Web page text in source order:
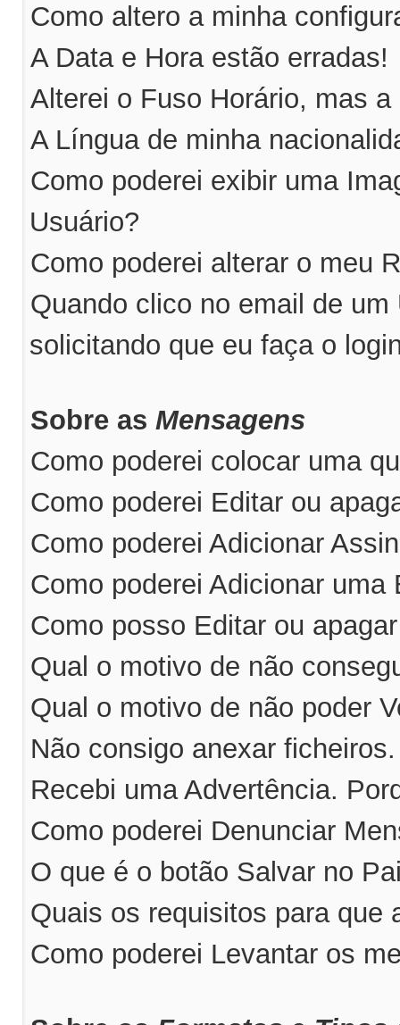
Como altero a minha
A Data e Hora estão erradas!
Alterei o Fuso Horário, mas
A Língua de minha
Como poderei exibir uma
Usuário?
Como poderei alterar o meu
Quando clico no email de
solicitando que eu faça o
Sobre as Mensagens
Como poderei colocar uma
Como poderei Editar ou
Como poderei Adicionar
Como poderei Adicionar uma
Como posso Editar ou
Qual o motivo de não
Qual o motivo de não poder
Não consigo anexar
Recebi uma Advertência.
Como poderei Denunciar
O que é o botão Salvar no
Quais os requisitos para que
Como poderei Levantar os